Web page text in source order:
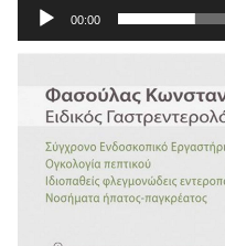
00:00